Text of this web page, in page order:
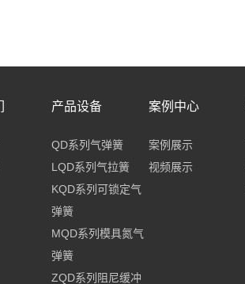
产品设备
QD系列气弹簧
LQD系列气拉簧
KQD系列可锁定气
弹簧
MQD系列模具氮气
弹簧
ZQD系列阻尼缓冲
案例中心
案例展示
视频展示